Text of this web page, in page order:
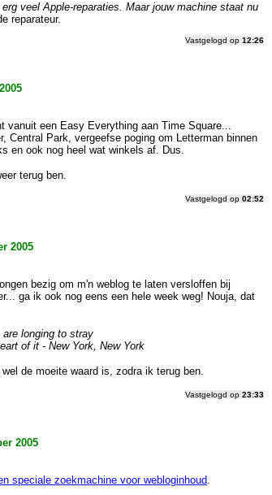
veel Apple-reparaties. Maar jouw machine staat nu
reparateur.
Vastgelogd op 12:26
vanuit een Easy Everything aan Time Square...
Central Park, vergeefse poging om Letterman binnen
en ook nog heel wat winkels af. Dus.
terug ben.
Vastgelogd op 02:52
2005
bezig om m'n weblog te laten versloffen bij
ga ik ook nog eens een hele week weg! Nouja, dat
longing to stray
of it - New York, New York
de moeite waard is, zodra ik terug ben.
Vastgelogd op 23:33
2005
speciale zoekmachine voor webloginhoud.